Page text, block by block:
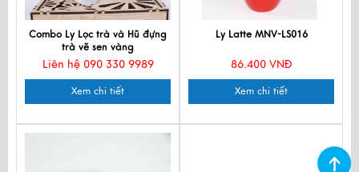
Combo Ly Lọc trà và Hũ đựng
trà vẽ sen vàng
Liên hệ 090 330 9989
Xem chi tiết
Ly Latte MNV-LS016
86.400 VNĐ
Xem chi tiết